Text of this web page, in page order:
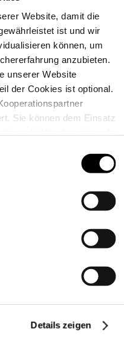
Website, damit die
ist und wir
können, um
anzubieten.
unserer Website
der Cookies ist optional.
Sie können dem Einsatz
Details zeigen